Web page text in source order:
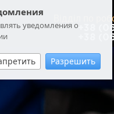
уведомления о
Разрешить
Відділ по
+38
+38